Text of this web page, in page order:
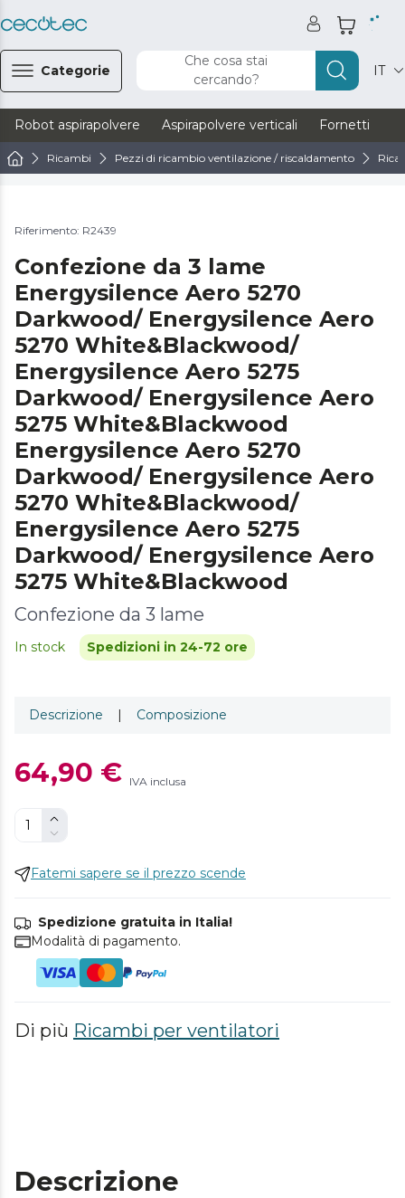
Categorie
Che cosa stai
cercando?
IT
Robot aspirapolvere Aspirapolvere verticali Fornetti
Ricambi Pezzi di ricambio ventilazione / riscaldamento
Riferimento: R2439
Confezione da 3 lame
Energysilence Aero 5270
Darkwood/ Energysilence Aero
5270 White&Blackwood/
Energysilence Aero 5275
Darkwood/ Energysilence Aero
5275 White&Blackwood
Energysilence Aero 5270
Darkwood/ Energysilence Aero
5270 White&Blackwood/
Energysilence Aero 5275
Darkwood/ Energysilence Aero
5275 White&Blackwood
Confezione da 3 lame
In stock Spedizioni in 24-72 ore
Descrizione | Composizione
64,90 € IVA inclusa
Fatemi sapere se il prezzo scende
Spedizione gratuita in Italia!
Modalità di pagamento.
Di più Ricambi per ventilatori
Descrizione